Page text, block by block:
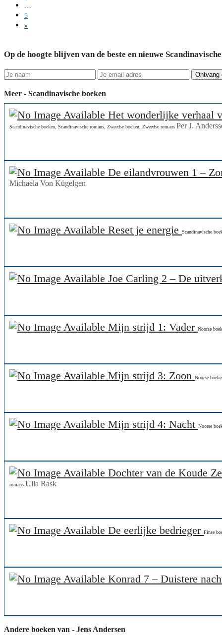
5
»
Op de hoogte blijven van de beste en nieuwe
Meer - Scandinavische boeken
Het wonderlijke verhaal
Scandinavische boeken Scandinavische romans Zweedse boeken Zweedse romans Per J.
De eilandvrouwen 1 –
Michaela Von Kügelgen
Reset je energie Scandinavische
Joe Carling 2 – De
Mijn strijd 1: Vader Noorse
Mijn strijd 3: Zoon Noorse
Mijn strijd 4: Nacht Noorse
Dochter van de Koude
romans Ulla Rask
De eerlijke bedrieger Finse
Konrad 7 – Duistere
Andere boeken van - Jens Andersen